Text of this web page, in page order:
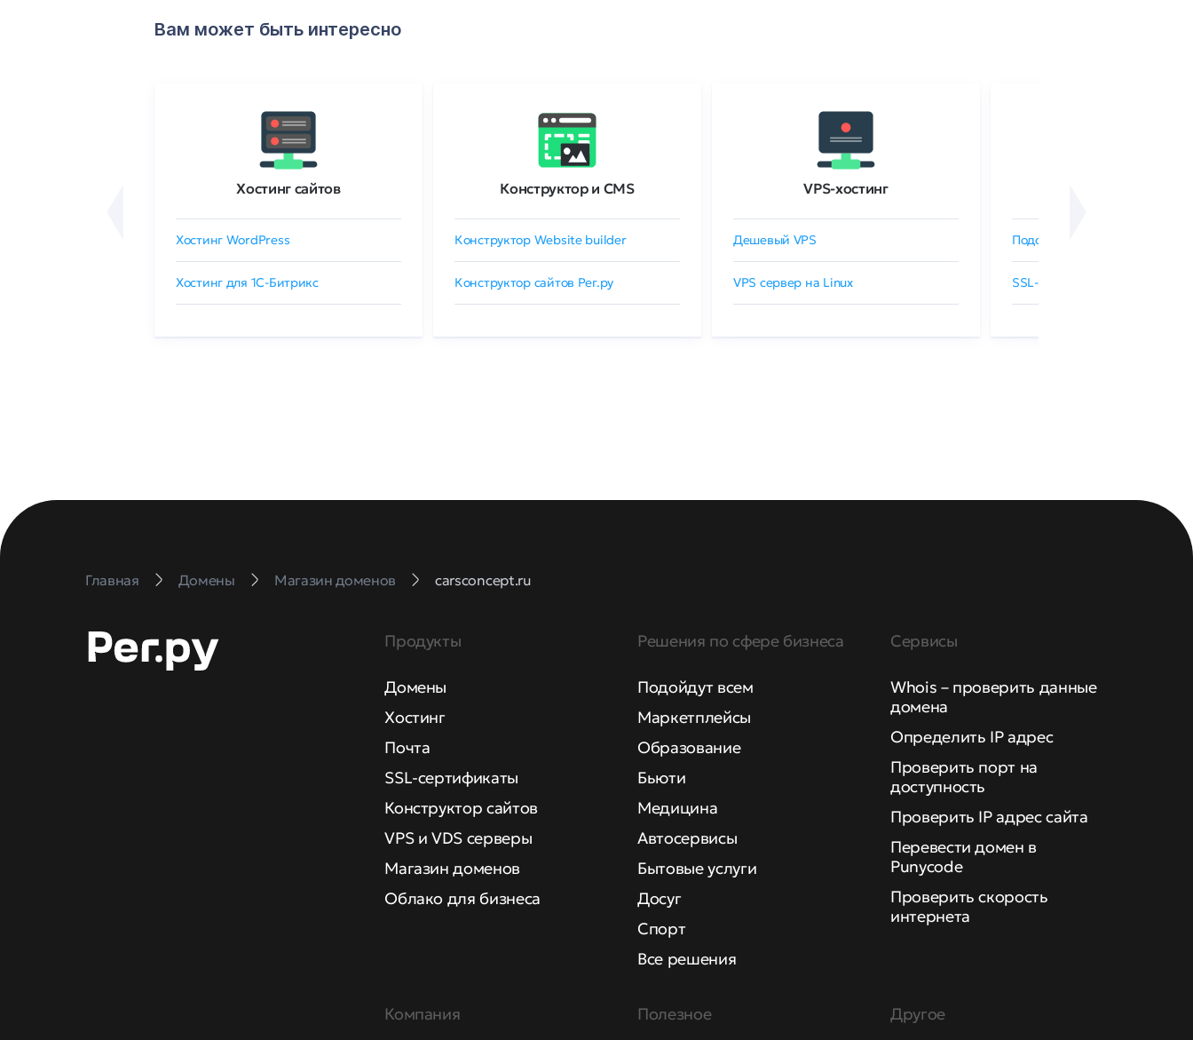
Вам может быть интересно
Хостинг сайтов
Хостинг WordPress
Хостинг для 1C-Битрикс
Конструктор и CMS
Конструктор Website builder
Конструктор сайтов Рег.ру
VPS-хостинг
Дешевый VPS
VPS сервер на Linux
Подобрать SSL-сертификат
SSL-сертификаты GlobalSign
Главная Домены Магазин доменов carsconcept.ru
Продукты
Домены
Хостинг
Почта
SSL-сертификаты
Конструктор сайтов
VPS и VDS серверы
Магазин доменов
Облако для бизнеса
Решения по сфере бизнеса
Подойдут всем
Маркетплейсы
Образование
Бьюти
Медицина
Автосервисы
Бытовые услуги
Досуг
Спорт
Все решения
Сервисы
Whois – проверить данные
домена
Определить IP адрес
Проверить порт на
доступность
Проверить IP адрес сайта
Перевести домен в
Punycode
Проверить скорость
интернета
Компания Полезное Другое